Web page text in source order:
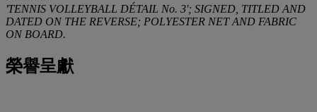
'TENNIS VOLLEYBALL DÉTAIL No. 3'; SIGNED, TITLED AND
DATED ON THE REVERSE; POLYESTER NET AND FABRIC
ON BOARD.
榮譽呈獻